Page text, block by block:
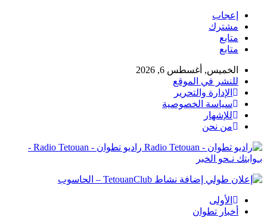
إعجاب
مشترك
متابع
متابع
الخميس, أغسطس 6, 2026
للنشر في الموقع
الإدارة والتحرير
سياسة الخصوصية
للإشهار
من نحن
راديو تطوان - Radio Tetouan -
بـوابتك نـحو الخبر
الأولى
أخبار تطوان